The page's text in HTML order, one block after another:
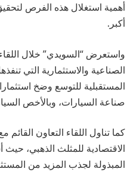
أهمية استغلال هذه الفرص
أكبر.
واستعرض “السويدي” خلال
الصناعية والاستثمارية التي
المستقبلية للتوسع وضخ
صناعة السيارات، وبالأخص
كما تناول اللقاء التعاون القائم
الاقتصادية للمثلث الذهبي،
المبذولة لجذب المزيد من